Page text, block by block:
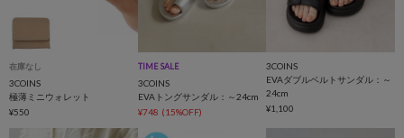
在庫なし
3COINS
極薄ミニウォレット
¥550
TIME SALE
3COINS
EVAトングサンダル：～24cm
¥748 (15%OFF)
3COINS
EVAダブルベルトサンダル：～
24cm
¥1,100